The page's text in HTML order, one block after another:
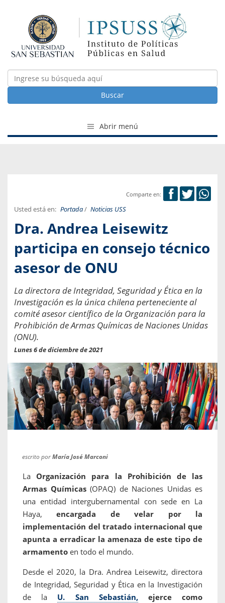
Buscar
Abrir menú
Comparte en:
Usted está en: Portada/ Noticias USS
Dra. Andrea Leisewitz
participa en consejo técnico
asesor de ONU
La directora de Integridad, Seguridad y Ética en la
Investigación es la única chilena perteneciente al
comité asesor científico de la Organización para la
Prohibición de Armas Químicas de Naciones Unidas
(ONU).
Lunes 6 de diciembre de 2021
escrito porMaría José Marconi
La Organización para la Prohibición de las
Armas Químicas(OPAQ) de Naciones Unidas es
una entidad intergubernamental con sede en La
Haya,encargada de velar por la
implementación del tratado internacional que
apunta a erradicar la amenaza de este tipo de
armamento en todo el mundo.
Desde el 2020, la Dra. Andrea Leisewitz, directora
de Integridad, Seguridad y Ética en la Investigación
de la U. San Sebastián,
ejerce como